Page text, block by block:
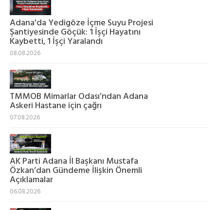
Adana'da Yedigöze İçme Suyu Projesi
Şantiyesinde Göçük: 1 İşçi Hayatını
Kaybetti, 1 İşçi Yaralandı
08.08.2026
TMMOB Mimarlar Odası’ndan Adana
Askeri Hastane için çağrı
07.08.2026
AK Parti Adana İl Başkanı Mustafa
Özkan’dan Gündeme İlişkin Önemli
Açıklamalar
06.08.2026